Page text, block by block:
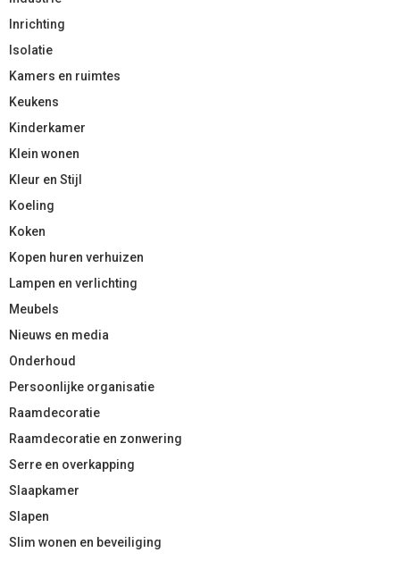
Inrichting
Isolatie
Kamers en ruimtes
Keukens
Kinderkamer
Klein wonen
Kleur en Stijl
Koeling
Koken
Kopen huren verhuizen
Lampen en verlichting
Meubels
Nieuws en media
Onderhoud
Persoonlijke organisatie
Raamdecoratie
Raamdecoratie en zonwering
Serre en overkapping
Slaapkamer
Slapen
Slim wonen en beveiliging